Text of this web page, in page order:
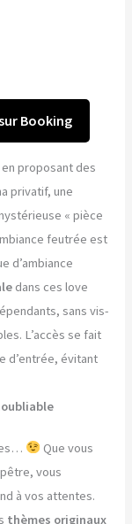
Booking
proposant des
privatif, une
« pièce
feutrée est
d’ambiance
dans ces love
sans vis-
L’accès se fait
d’entrée, évitant
Que vous
vous
à vos attentes.
thèmes originaux